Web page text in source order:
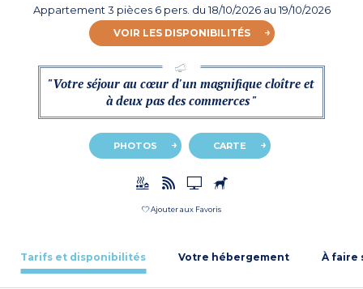
Appartement 3 pièces 6 pers. du18/10/2026au 19/10/2026
VOIR LES DISPONIBILITÉS
"Votre séjour au cœur d'un magnifique cloître et
à deux pas des commerces "
PHOTOS CARTE
Ajouter aux Favoris
Tarifs et disponibilités Votre hébergement À faire